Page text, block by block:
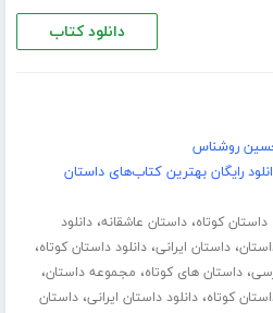
دانلود کتاب
روشناس
رایگان بهترین کتاب‌های داستان
داستان کوتاه،داستان عاشقانه،دانلود
،داستان ایرانی،دانلود داستان کوتاه،
،داستان های کوتاه، مجموعه داستان،
کوتاه،دانلود داستان ایرانی،داستان